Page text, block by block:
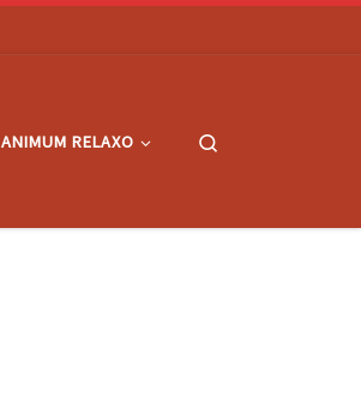
ANIMUM RELAXO